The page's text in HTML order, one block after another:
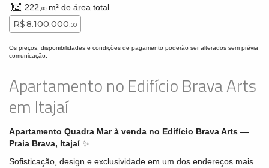
222, 00m² de área total
R$ 8.100.000,00
Os preços, disponibilidades e condições de pagamento poderão ser alterados sem prévia
comunicação.
Apartamento no Edifício Brava Arts
em Itajaí
Apartamento Quadra Mar à venda no Edifício Brava Arts —
Praia Brava, Itajaí✨
Sofisticação, design e exclusividade em um dos endereços mais